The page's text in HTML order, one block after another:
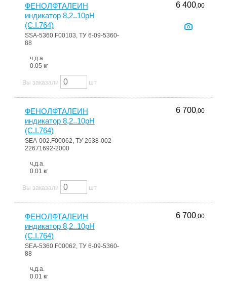
ФЕНОЛФТАЛЕИН
индикатор 8,2..10pH
(C.I.764)
SSA-5360.F00103, ТУ 6-09-5360-
88
ч.д.а.
0.05 кг
6 400,00
Вы заказали шт
ФЕНОЛФТАЛЕИН
индикатор 8,2..10pH
(C.I.764)
SEA-002.F00062, ТУ 2638-002-
22671692-2000
ч.д.а.
0.01 кг
6 700,00
Вы заказали шт
ФЕНОЛФТАЛЕИН
индикатор 8,2..10pH
(C.I.764)
SEA-5360.F00062, ТУ 6-09-5360-
88
ч.д.а.
0.01 кг
6 700,00